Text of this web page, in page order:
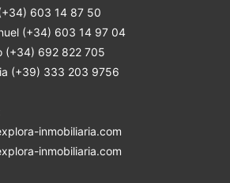
603 14 87 50
(+34) 603 14 97 04
(+34) 692 822 705
(+39) 333 203 9756
inmobiliaria.com
inmobiliaria.com